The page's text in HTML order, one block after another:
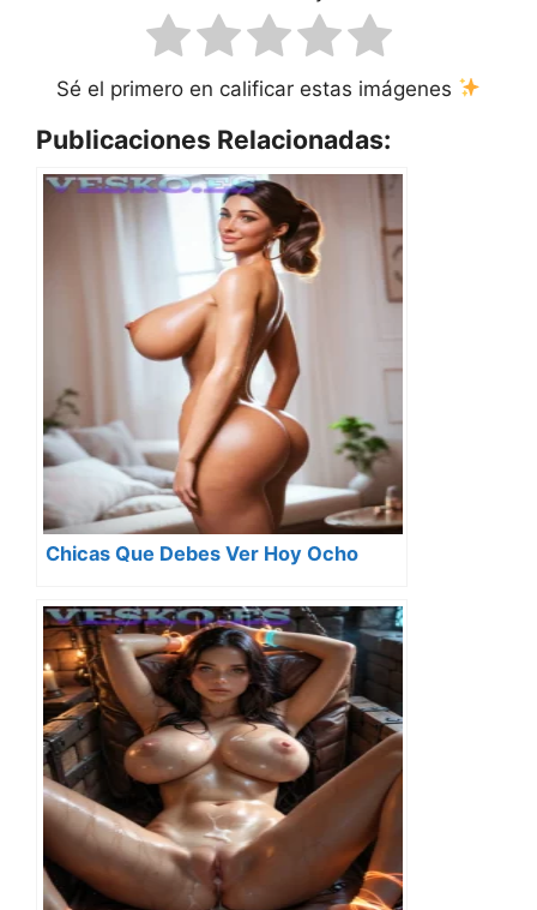
Sé el primero en calificar estas imágenes
Publicaciones Relacionadas:
Chicas Que Debes Ver Hoy Ocho